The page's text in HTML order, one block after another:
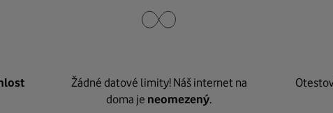
Žádné datové limity! Náš internet na
doma je neomezený.